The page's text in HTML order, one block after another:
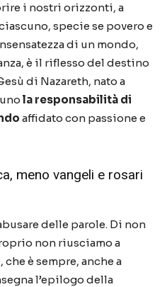
i nostri orizzonti, a
specie se povero e
di un mondo,
è il riflesso del destino
di Nazareth, nato a
la responsabilità di
affidato con passione e
meno vangeli e rosari
delle parole. Di non
non riusciamo a
è sempre, anche a
l’epilogo della